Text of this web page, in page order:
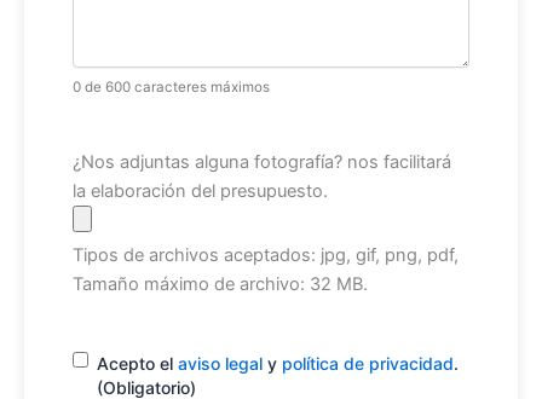
0 de 600 caracteres máximos
Archivo
¿Nos adjuntas alguna fotografía? nos facilitará
la elaboración del presupuesto.
Tipos de archivos aceptados: jpg, gif, png, pdf,
Tamaño máximo de archivo: 32 MB.
Consentimiento(Obligatorio)
Acepto el aviso legal y política de privacidad.
(Obligatorio)